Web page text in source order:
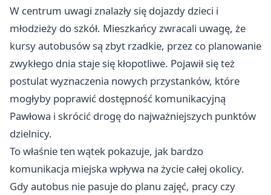
W centrum uwagi znalazły się dojazdy dzieci i
młodzieży do szkół. Mieszkańcy zwracali uwagę, że
kursy autobusów są zbyt rzadkie, przez co planowanie
zwykłego dnia staje się kłopotliwe. Pojawił się też
postulat wyznaczenia nowych przystanków, które
mogłyby poprawić dostępność komunikacyjną
Pawłowa i skrócić drogę do najważniejszych punktów
dzielnicy.
To właśnie ten wątek pokazuje, jak bardzo
komunikacja miejska wpływa na życie całej okolicy.
Gdy autobus nie pasuje do planu zajęć, pracy czy